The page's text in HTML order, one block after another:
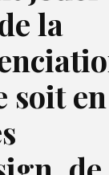
la
soit en